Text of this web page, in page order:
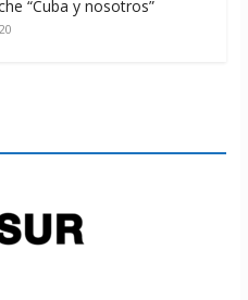
“Cuba y nosotros”